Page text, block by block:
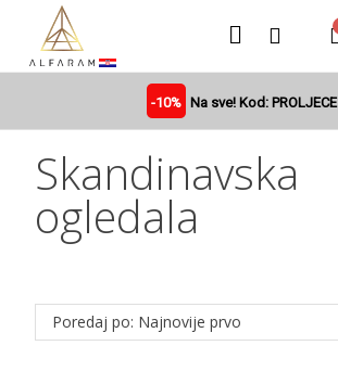
-10% Na sve! Kod: PROLJECE
Skandinavska
ogledala
Poredaj po: Najnovije prvo